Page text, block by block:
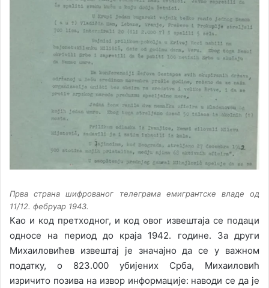
Прва страна шифрованог телеграма емигрантске владе од
11/12. фебруар 1943.
Као и код претходног, и код овог извештаја се подаци
односе на период до краја 1942. године. За други
Михаиловићев извештај је значајно да се у важном
податку, о 823.000 убијених Срба, Михаиловић
изричито позива на извор информације: наводи се да је